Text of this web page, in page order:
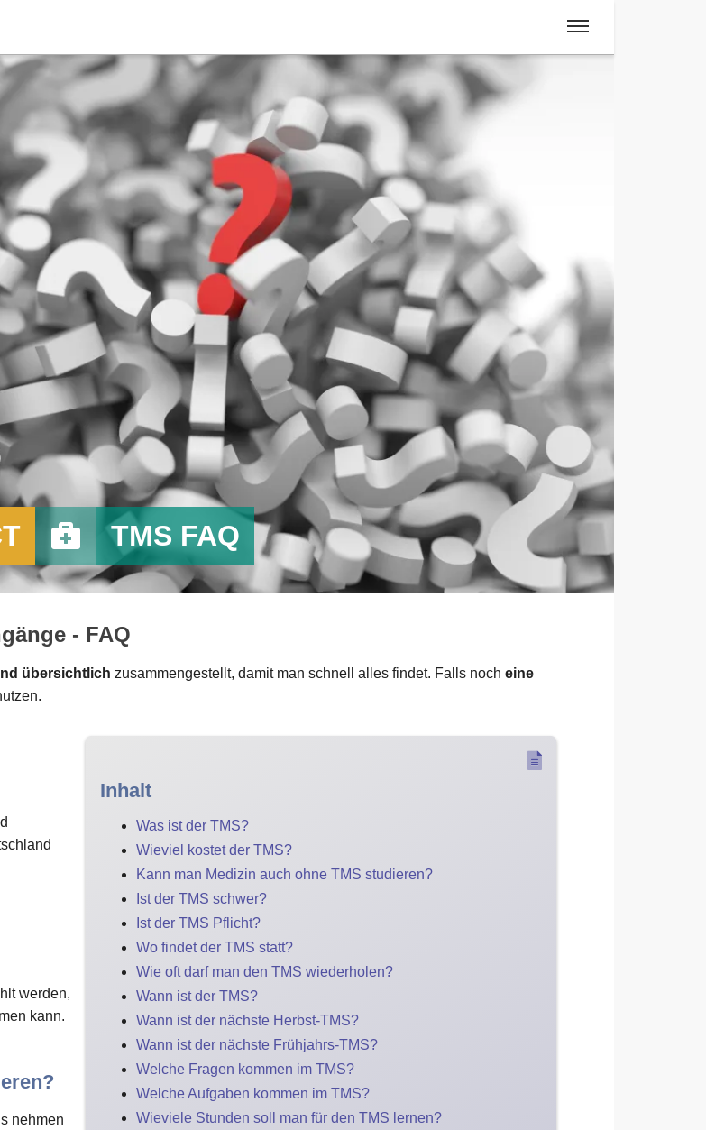
Suche
Deutsch Spanisch
TMS FAQ
- FAQ
übersichtlich zusammengestellt, damit man schnell alles findet. Falls noch eine
Inhalt
Was ist der TMS?
Wieviel kostet der TMS?
Kann man Medizin auch ohne TMS studieren?
Ist der TMS schwer?
Ist der TMS Pflicht?
Wo findet der TMS statt?
Wie oft darf man den TMS wiederholen?
Wann ist der TMS?
Wann ist der nächste Herbst-TMS?
Wann ist der nächste Frühjahrs-TMS?
Welche Fragen kommen im TMS?
Welche Aufgaben kommen im TMS?
Wieviele Stunden soll man für den TMS lernen?
werden,
kann.
nehmen